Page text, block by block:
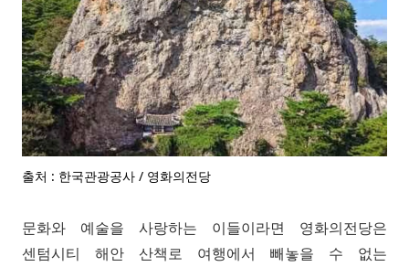
출처 : 한국관광공사 / 영화의전당
문화와 예술을 사랑하는 이들이라면 영화의전당은
센텀시티 해안 산책로 여행에서 빼놓을 수 없는